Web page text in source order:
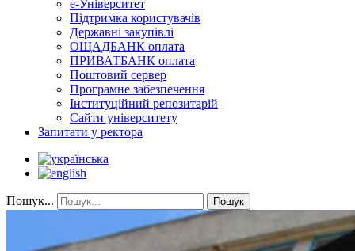
е-Університет
Підтримка користувачів
Державні закупівлі
ОЩАДБАНК оплата
ПРИВАТБАНК оплата
Поштовий сервер
Програмне забезпечення
Інституційний репозитарій
Сайти університету
Запитати у ректора
Пошук... Пошук